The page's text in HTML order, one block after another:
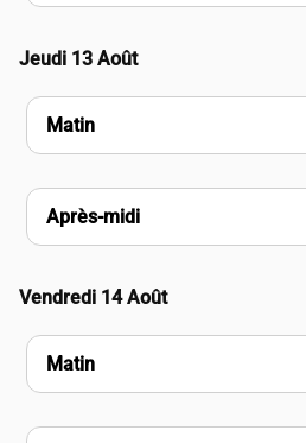
Jeudi 13 Août
Matin
Après-midi
Vendredi 14 Août
Matin